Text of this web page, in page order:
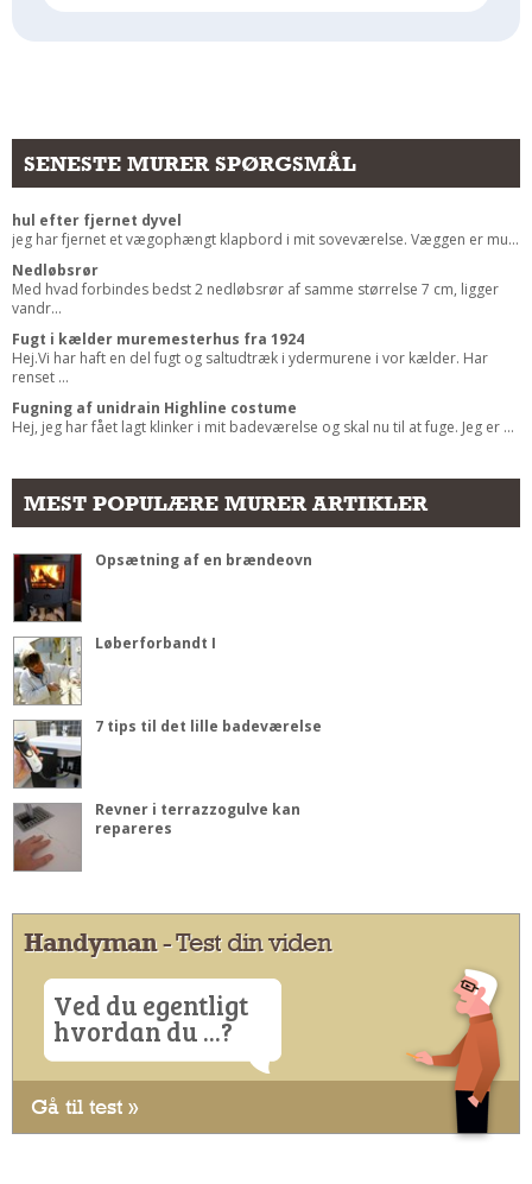
SENESTE MURER SPØRGSMÅL
hul efter fjernet dyvel
jeg har fjernet et vægophængt klapbord i mit soveværelse. Væggen er mu...
Nedløbsrør
Med hvad forbindes bedst 2 nedløbsrør af samme størrelse 7 cm, ligger
vandr...
Fugt i kælder muremesterhus fra 1924
Hej.Vi har haft en del fugt og saltudtræk i ydermurene i vor kælder. Har
renset ...
Fugning af unidrain Highline costume
Hej, jeg har fået lagt klinker i mit badeværelse og skal nu til at fuge. Jeg er ...
MEST POPULÆRE MURER ARTIKLER
Opsætning af en brændeovn
Løberforbandt I
7 tips til det lille badeværelse
Revner i terrazzogulve kan
repareres
Handyman- Test din viden
Ved du egentligt
hvordan du ...?
Gå til test »